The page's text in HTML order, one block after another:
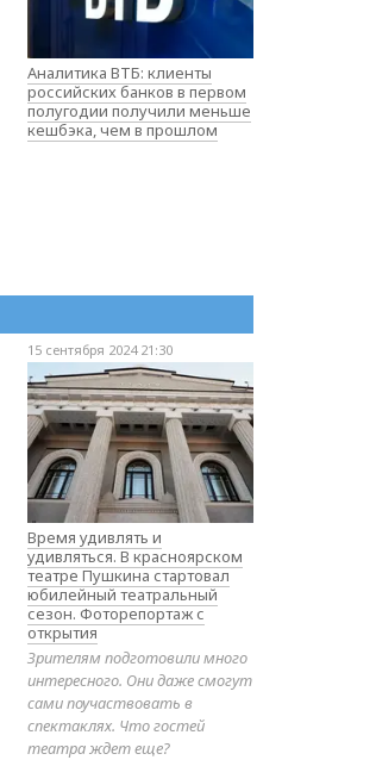
Аналитика ВТБ: клиенты
российских банков в первом
полугодии получили меньше
кешбэка, чем в прошлом
15 сентября 2024 21:30
Время удивлять и
удивляться. В красноярском
театре Пушкина стартовал
юбилейный театральный
сезон. Фоторепортаж с
открытия
Зрителям подготовили много
интересного. Они даже смогут
сами поучаствовать в
спектаклях. Что гостей
театра ждет еще?